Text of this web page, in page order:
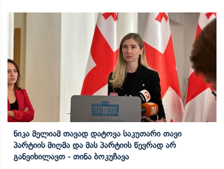
Ნიკა Მელიამ Თავად Დატოვა Საკუთარი Თავი
Პარტიის Მიღმა Და Მას Პარტიის Წევრად Არ
Განვიხილავთ - Თინა Ბოკუჩავა